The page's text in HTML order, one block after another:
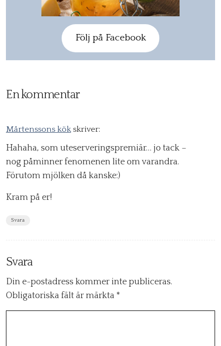
Följ på Facebook
En kommentar
Mårtenssons kök skriver:
Hahaha, som uteserveringspremiär… jo tack –
nog påminner fenomenen lite om varandra.
Förutom mjölken då kanske:)
Kram på er!
Svara
Svara
Din e-postadress kommer inte publiceras.
Obligatoriska fält är märkta *